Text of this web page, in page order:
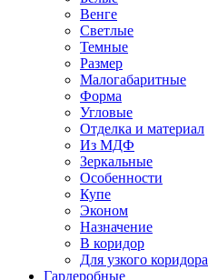
Венге
Светлые
Темные
Размер
Малогабаритные
Форма
Угловые
Отделка и материал
Из МДФ
Зеркальные
Особенности
Купе
Эконом
Назначение
В коридор
Для узкого коридора
Гардеробные